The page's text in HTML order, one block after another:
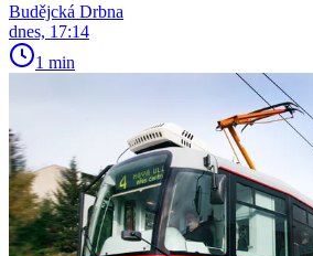
Budějcká Drbna
dnes, 17:14
1 min